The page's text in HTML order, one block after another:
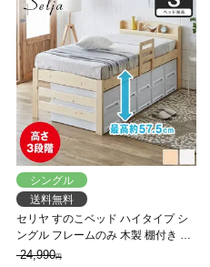
シングル
送料無料
セリヤ すのこベッド ハイタイプ シ
ングル フレームのみ 木製 棚付き 高
さ調節可能 サイドガード付き コン
24,990円